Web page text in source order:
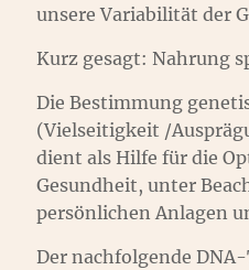
unsere Variabilität der
Kurz gesagt: Nahrung
Die Bestimmung
(Vielseitigkeit /
dient als Hilfe für die
Gesundheit, unter
persönlichen Anlagen
Der nachfolgende